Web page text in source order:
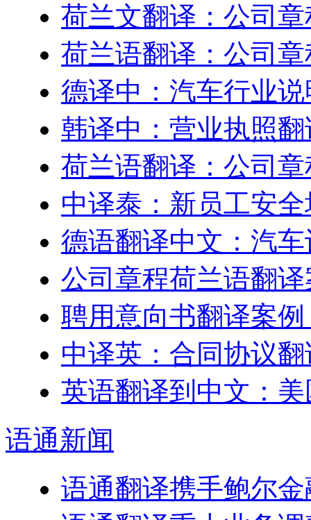
荷兰文翻译：公司
荷兰语翻译：公司
德译中：汽车行业
韩译中：营业执照翻
荷兰语翻译：公司
中译泰：新员工安
德语翻译中文：汽
公司章程荷兰语翻
聘用意向书翻译案
中译英：合同协议
英语翻译到中文：
语通新闻
语通翻译携手鲍尔